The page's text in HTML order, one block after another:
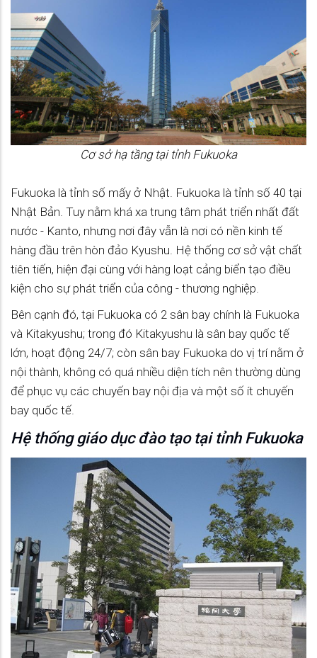
Cơ sở hạ tầng tại tỉnh Fukuoka
Fukuoka là tỉnh số mấy ở Nhật. Fukuoka là tỉnh số 40 tại
Nhật Bản. Tuy nằm khá xa trung tâm phát triển nhất đất
nước - Kanto, nhưng nơi đây vẫn là nơi có nền kinh tế
hàng đầu trên hòn đảo Kyushu. Hệ thống cơ sở vật chất
tiên tiến, hiện đại cùng với hàng loạt cảng biển tạo điều
kiện cho sự phát triển của công - thương nghiệp.
Bên cạnh đó, tại Fukuoka có 2 sân bay chính là Fukuoka
và Kitakyushu; trong đó Kitakyushu là sân bay quốc tế
lớn, hoạt động 24/7; còn sân bay Fukuoka do vị trí nằm ở
nội thành, không có quá nhiều diện tích nên thường dùng
để phục vụ các chuyến bay nội địa và một số ít chuyến
bay quốc tế.
Hệ thống giáo dục đào tạo tại tỉnh Fukuoka